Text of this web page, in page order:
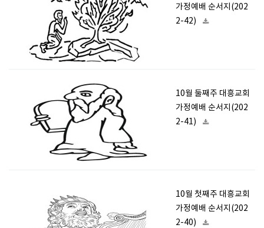
가정예배 순서지(202
2-42)
10월 둘째주 대흥교회
가정예배 순서지(202
2-41)
10월 첫째주 대흥교회
가정예배 순서지(202
2-40)